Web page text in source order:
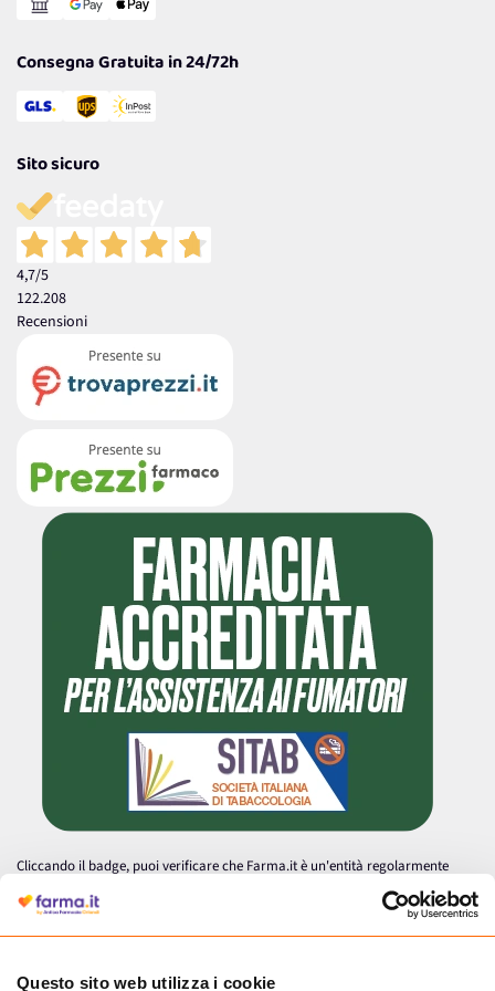
Questo sito web utilizza i cookie
Consegna Gratuita in 24/72h
Sito sicuro
4,7/5
122.208
Recensioni
Cliccando il badge, puoi verificare che Farma.it è un'entità regolarmente
autorizzata dal Ministero della Salute a effettuare la vendita online di
medicinali.